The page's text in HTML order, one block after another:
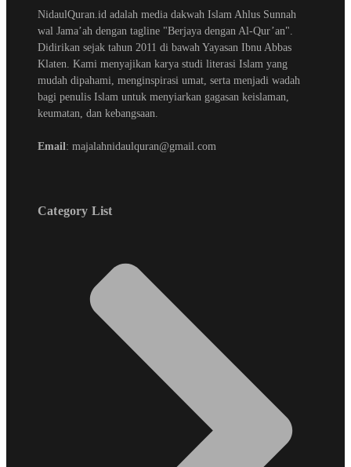
NidaulQuran.id adalah media dakwah Islam Ahlus Sunnah
wal Jama’ah dengan tagline "Berjaya dengan Al-Qur’an".
Didirikan sejak tahun 2011 di bawah Yayasan Ibnu Abbas
Klaten. Kami menyajikan karya studi literasi Islam yang
mudah dipahami, menginspirasi umat, serta menjadi wadah
bagi penulis Islam untuk menyiarkan gagasan keislaman,
keumatan, dan kebangsaan.
Email: majalahnidaulquran@gmail.com
Category List